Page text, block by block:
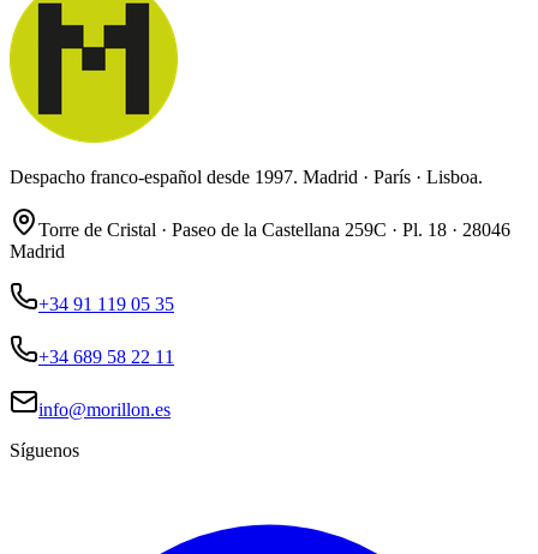
Despacho franco-español desde 1997. Madrid · París · Lisboa.
Torre de Cristal · Paseo de la Castellana 259C · Pl. 18 · 28046
Madrid
+34 91 119 05 35
+34 689 58 22 11
info@morillon.es
Síguenos